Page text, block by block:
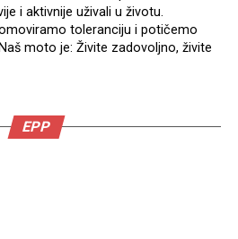
i aktivnije uživali u životu.
toleranciju i potičemo
moto je: Živite zadovoljno, živite
EPP